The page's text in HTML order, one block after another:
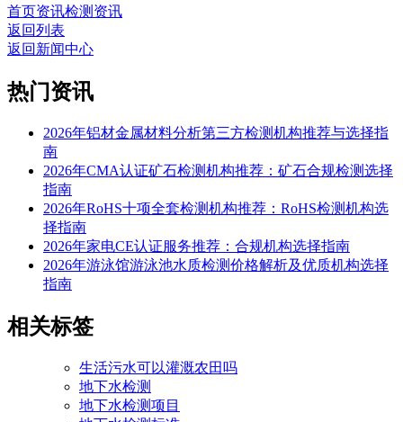
首页资讯检测资讯
返回列表
返回新闻中心
热门资讯
2026年铝材金属材料分析第三方检测机构推荐与选择指
南
2026年CMA认证矿石检测机构推荐：矿石合规检测选择
指南
2026年RoHS十项全套检测机构推荐：RoHS检测机构选
择指南
2026年家电CE认证服务推荐：合规机构选择指南
2026年游泳馆游泳池水质检测价格解析及优质机构选择
指南
相关标签
生活污水可以灌溉农田吗
地下水检测
地下水检测项目